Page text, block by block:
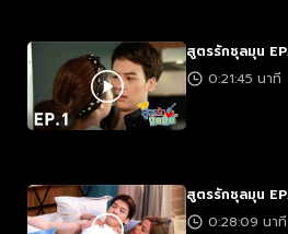
สูตรรักชุลมุน
0:21:45 นาที
สูตรรักชุลมุน
0:28:09 นาที